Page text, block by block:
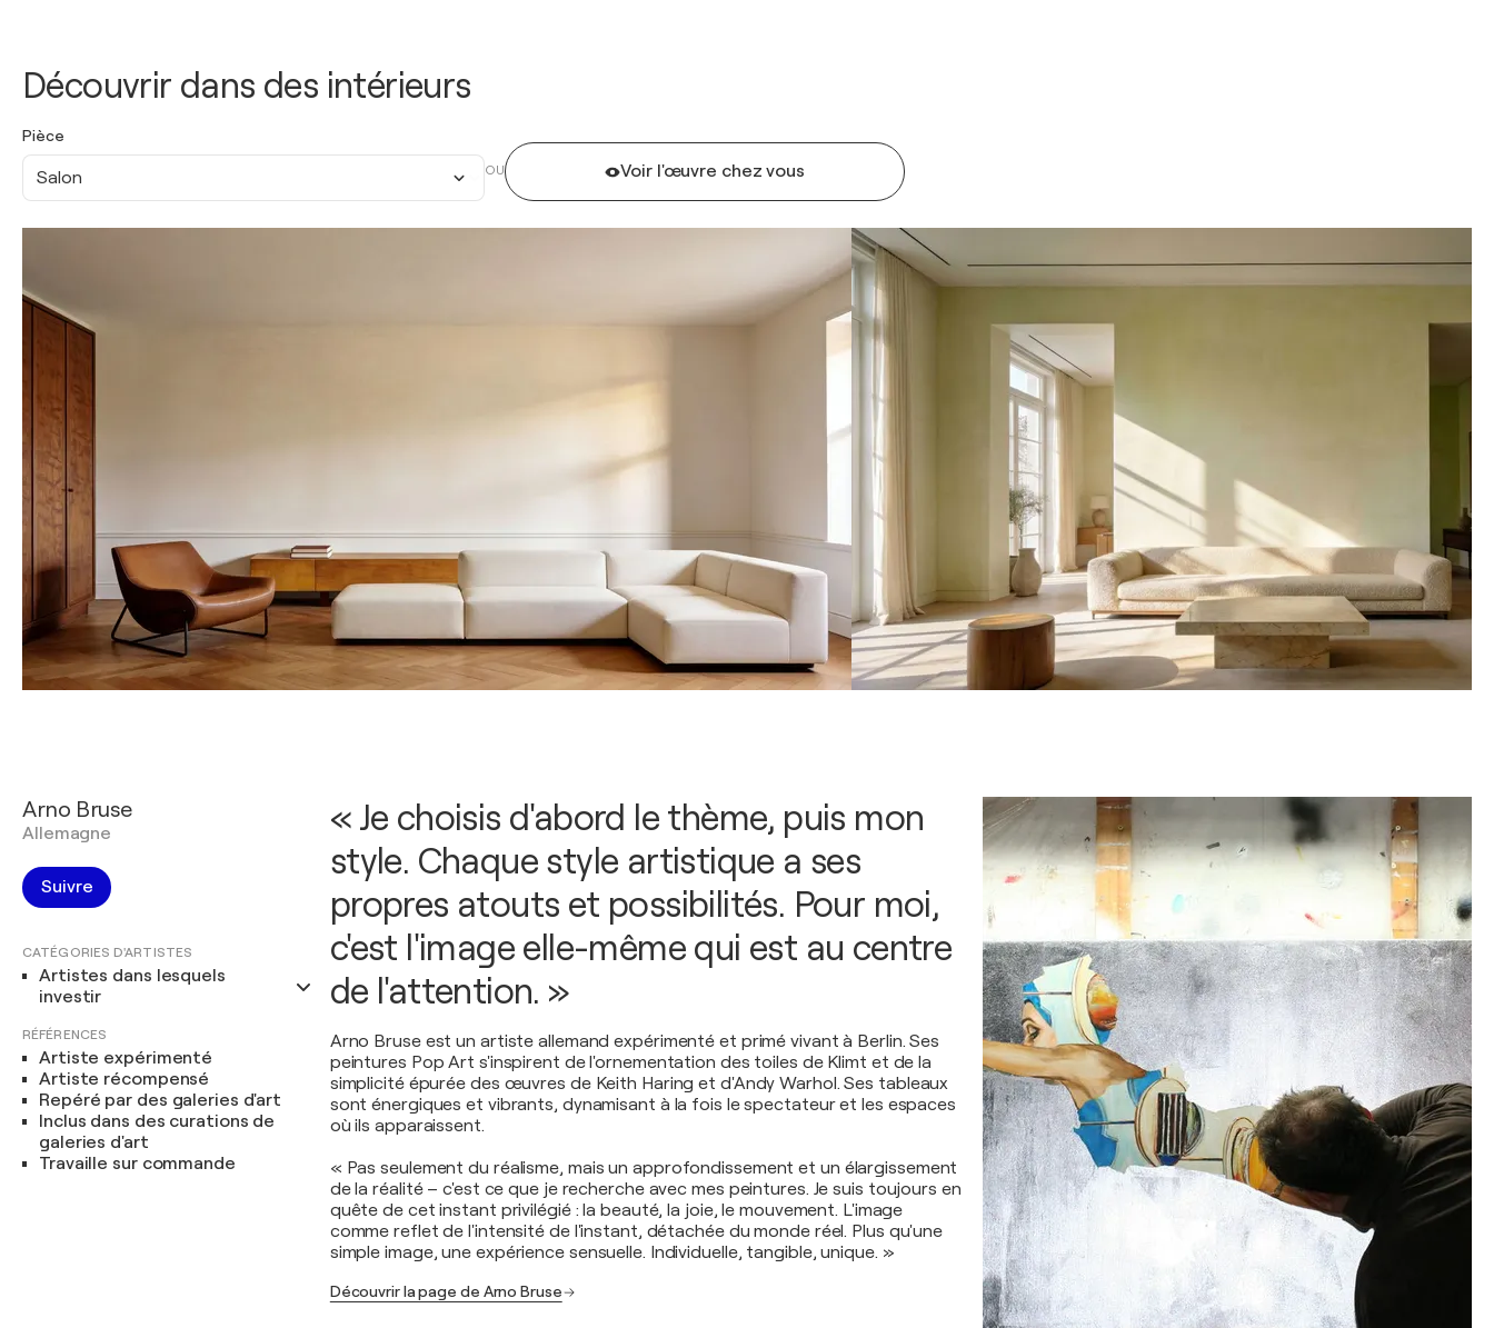
Découvrir dans des intérieurs
Pièce
Salon OU Voir l'œuvre chez vous
Arno Bruse
Allemagne
Suivre
CATÉGORIES D'ARTISTES
Artistes dans lesquels
investir
RÉFÉRENCES
Artiste expérimenté
Artiste récompensé
Repéré par des galeries d'art
Inclus dans des curations de
galeries d'art
Travaille sur commande
« Je choisis d'abord le thème, puis mon
style. Chaque style artistique a ses
propres atouts et possibilités. Pour moi,
c'est l'image elle-même qui est au centre
de l'attention. »
Arno Bruse est un artiste allemand expérimenté et primé vivant à Berlin. Ses
peintures Pop Art s'inspirent de l'ornementation des toiles de Klimt et de la
simplicité épurée des œuvres de Keith Haring et d'Andy Warhol. Ses tableaux
sont énergiques et vibrants, dynamisant à la fois le spectateur et les espaces
où ils apparaissent.
« Pas seulement du réalisme, mais un approfondissement et un élargissement
de la réalité – c'est ce que je recherche avec mes peintures. Je suis toujours en
quête de cet instant privilégié : la beauté, la joie, le mouvement. L'image
comme reflet de l'intensité de l'instant, détachée du monde réel. Plus qu'une
simple image, une expérience sensuelle. Individuelle, tangible, unique. »
Découvrir la page de Arno Bruse